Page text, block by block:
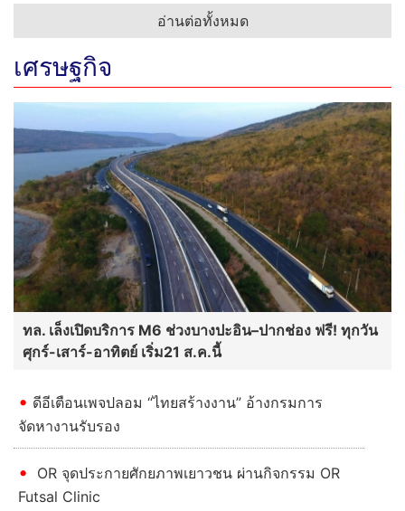
อ่านต่อทั้งหมด
เศรษฐกิจ
ทล. เล็งเปิดบริการ M6 ช่วงบางปะอิน–ปากช่อง ฟรี! ทุกวัน
ศุกร์-เสาร์-อาทิตย์ เริ่ม21 ส.ค.นี้
ดีอีเตือนเพจปลอม “ไทยสร้างงาน” อ้างกรมการ
จัดหางานรับรอง
OR จุดประกายศักยภาพเยาวชน ผ่านกิจกรรม OR
Futsal Clinic